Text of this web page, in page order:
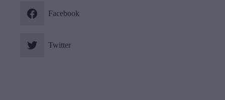
Facebook
Twitter